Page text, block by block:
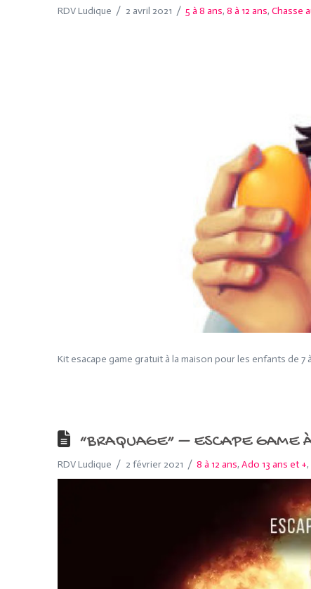
RDV Ludique 2 avril 2021 5 à 8 ans,8 à 12 ans,Chasse
Kit esacape game gratuit à la maison pour les enfants de
“BRAQUAGE” – ESCAPE GAME
RDV Ludique 2 février 2021 8 à 12 ans,Ado 13 ans et +,